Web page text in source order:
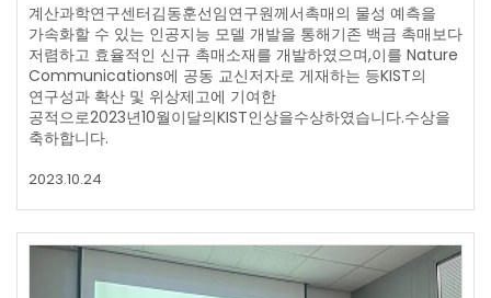
계산과학연구센터김동훈선임연구원께서촉매의 물성 예측을
가속화할 수 있는 인공지능 모델 개발을 통해기존 백금 촉매보다
저렴하고 효율적인 신규 촉매소재를 개발하였으며,이를 Nature
Communications에 공동 교신저자로 게재하는 등KIST의
연구성과 확산 및 위상제고에 기여한
공적으로2023년10월이달의KIST인상을수상하였습니다.수상을
축하합니다.
2023.10.24